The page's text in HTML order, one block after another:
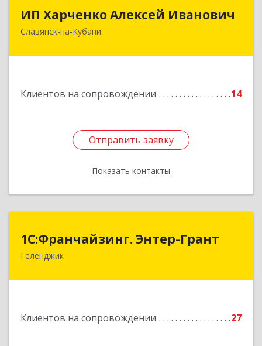
ИП Харченко Алексей Иванович
Славянск-на-Кубани
Клиентов на сопровождении 14
Отправить заявку
Показать контакты
ИП Харченко Алексей Иванович
353 579, Краснодарский край, ст.Петровская,
Отправить заявку
Назад
1С:Франчайзинг. Энтер-Грант
Геленджик
Клиентов на сопровождении 27
1С:Франчайзинг. Энтер-Грант
353467, Краснодарский край, Геленджик г,